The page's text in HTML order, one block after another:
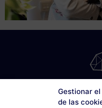
Gestionar
de las